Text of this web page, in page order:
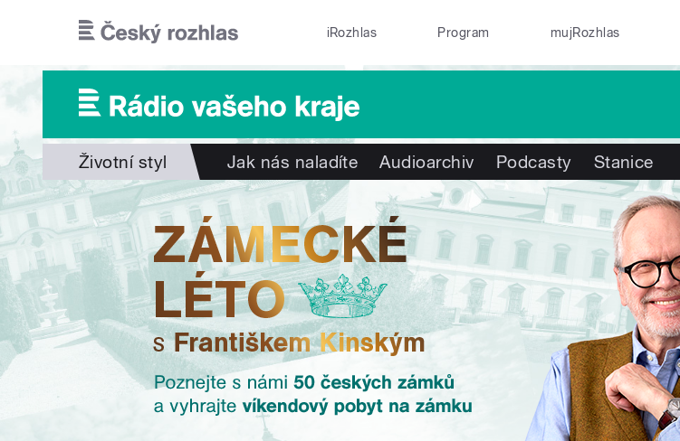
iRozhlas Program mujRozhlas
Životní styl Jak nás naladíte Audioarchiv Podcasty Stanice